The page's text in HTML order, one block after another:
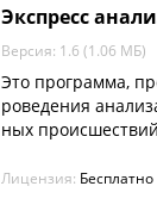
Экспресс
Версия: 1.6 (1.06 МБ)
Это программа,
роведения
ных
Лицензия: Бесплатно